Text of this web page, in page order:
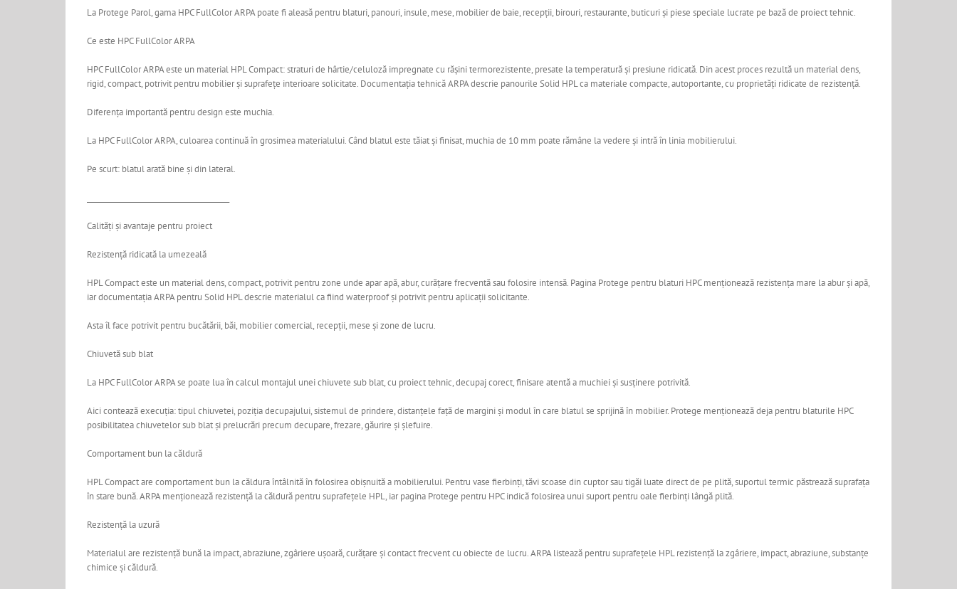
La Protege Parol, gama HPC FullColor ARPA poate fi aleasă pentru blaturi, panouri, insule, mese, mobilier de baie, recepții, birouri, restaurante, buticuri și piese speciale lucrate pe bază de proiect tehnic.
Ce este HPC FullColor ARPA
HPC FullColor ARPA este un material HPL Compact: straturi de hârtie/celuloză impregnate cu rășini termorezistente, presate la temperatură și presiune ridicată. Din acest proces rezultă un material dens,
rigid, compact, potrivit pentru mobilier și suprafețe interioare solicitate. Documentația tehnică ARPA descrie panourile Solid HPL ca materiale compacte, autoportante, cu proprietăți ridicate de rezistență.
Diferența importantă pentru design este muchia.
La HPC FullColor ARPA, culoarea continuă în grosimea materialului. Când blatul este tăiat și finisat, muchia de 10 mm poate rămâne la vedere și intră în linia mobilierului.
Pe scurt: blatul arată bine și din lateral.
Calități și avantaje pentru proiect
Rezistență ridicată la umezeală
HPL Compact este un material dens, compact, potrivit pentru zone unde apar apă, abur, curățare frecventă sau folosire intensă. Pagina Protege pentru blaturi HPC menționează rezistența mare la abur și apă,
iar documentația ARPA pentru Solid HPL descrie materialul ca fiind waterproof și potrivit pentru aplicații solicitante.
Asta îl face potrivit pentru bucătării, băi, mobilier comercial, recepții, mese și zone de lucru.
Chiuvetă sub blat
La HPC FullColor ARPA se poate lua în calcul montajul unei chiuvete sub blat, cu proiect tehnic, decupaj corect, finisare atentă a muchiei și susținere potrivită.
Aici contează execuția: tipul chiuvetei, poziția decupajului, sistemul de prindere, distanțele față de margini și modul în care blatul se sprijină în mobilier. Protege menționează deja pentru blaturile HPC
posibilitatea chiuvetelor sub blat și prelucrări precum decupare, frezare, găurire și șlefuire.
Comportament bun la căldură
HPL Compact are comportament bun la căldura întâlnită în folosirea obișnuită a mobilierului. Pentru vase fierbinți, tăvi scoase din cuptor sau tigăi luate direct de pe plită, suportul termic păstrează suprafața
în stare bună. ARPA menționează rezistență la căldură pentru suprafețele HPL, iar pagina Protege pentru HPC indică folosirea unui suport pentru oale fierbinți lângă plită.
Rezistență la uzură
Materialul are rezistență bună la impact, abraziune, zgâriere ușoară, curățare și contact frecvent cu obiecte de lucru. ARPA listează pentru suprafețele HPL rezistență la zgâriere, impact, abraziune, substanțe
chimice și căldură.